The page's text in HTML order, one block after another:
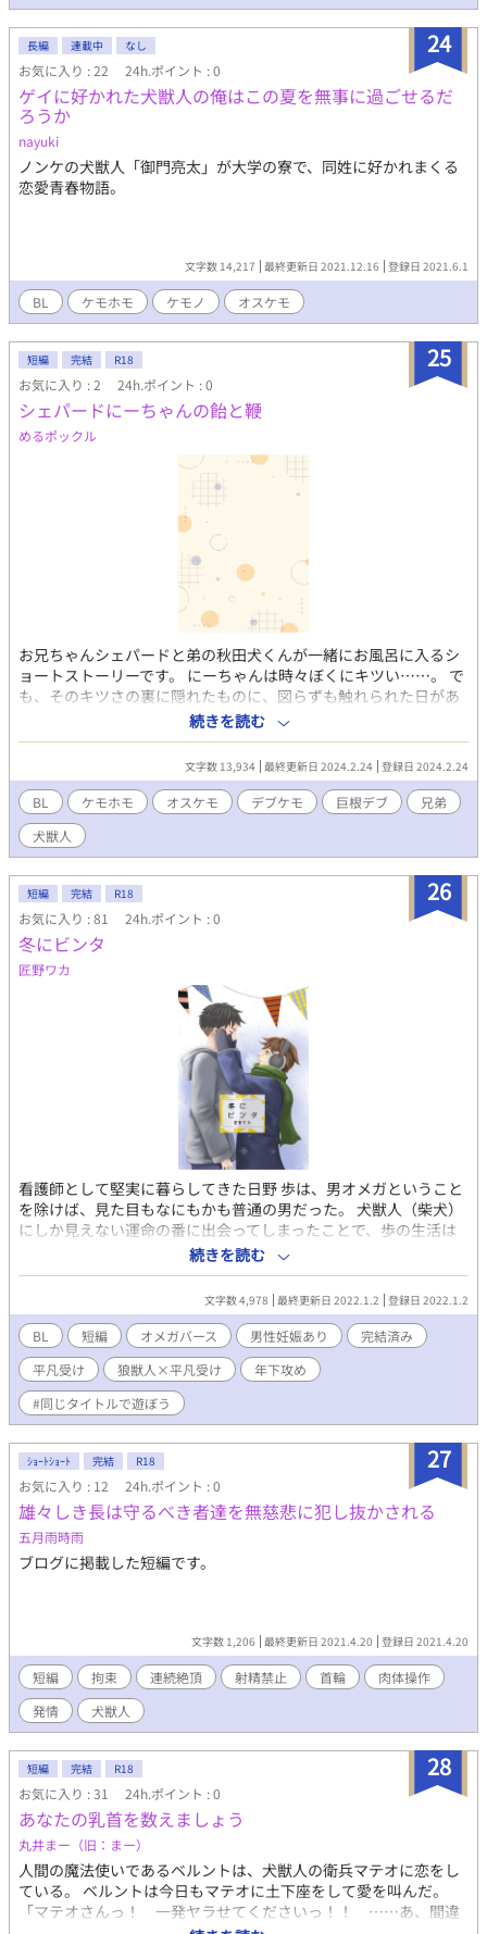
24
長編 連載中 なし
お気に入り : 22 24h.ポイント : 0
ゲイに好かれた犬獣人の俺はこの夏を無事に過ごせるだ
ろうか
nayuki
ノンケの犬獣人「御門亮太」が大学の寮で、同姓に好かれまくる
恋愛青春物語。
文字数 14,217 最終更新日 2021.12.16 登録日 2021.6.1
BL ケモホモ ケモノ オスケモ
25
短編 完結 R18
お気に入り : 2 24h.ポイント : 0
シェパードにーちゃんの飴と鞭
めるポックル
お兄ちゃんシェパードと弟の秋田犬くんが一緒にお風呂に入るシ
ョートストーリーです。 にーちゃんは時々ぼくにキツい……。 で
も、そのキツさの裏に隠れたものに、図らずも触れられた日があ
った。 「クサいから外出てお日さん浴びてこいってこと。そのつ
いでにだな――」 「それならいいけど……。にーちゃん太る
よ？」 「あのなあ……おまえ、今から風呂入れ。オレとだ。オレ
が徹底的に洗ってやる」 「はあ、もう……。なんでこんなこと
に……」
続きを読む
文字数 13,934 最終更新日 2024.2.24 登録日 2024.2.24
BL ケモホモ オスケモ デブケモ 巨根デブ
兄弟
犬獣人
26
短編 完結 R18
お気に入り : 81 24h.ポイント : 0
冬にビンタ
匠野ワカ
看護師として堅実に暮らしてきた日野 歩は、男オメガということ
を除けば、見た目もなにもかも普通の男だった。 犬獣人（柴犬）
にしか見えない運命の番に出会ってしまったことで、歩の生活は
一変。たった一度のヒートで、人生が思わぬ方向に動き出しー
ー！？ 年下αわんこ獣人攻め×年上Ω平凡受け！！ ゆるゆるオメ
ガバースです。 『#同じタイトルで遊ぼう』という企画に寄稿し
たお話です。 イラスト・かじったっけ様、表紙デザイン・コーヤ
ダーイ様。 全4話。完結済みです。直接的なエッチシーンはあり
ません。
続きを読む
文字数 4,978 最終更新日 2022.1.2 登録日 2022.1.2
BL 短編 オメガバース 男性妊娠あり
完結済み
平凡受け
狼獣人×平凡受け
年下攻め
#同じタイトルで遊ぼう
27
ｼｮｰﾄｼｮｰﾄ 完結 R18
お気に入り : 12 24h.ポイント : 0
雄々しき長は守るべき者達を無慈悲に犯し抜かされる
五月雨時雨
ブログに掲載した短編です。
文字数 1,206 最終更新日 2021.4.20 登録日 2021.4.20
短編 拘束 連続絶頂 射精禁止 首輪
肉体操作
発情
犬獣人
28
短編 完結 R18
お気に入り : 31 24h.ポイント : 0
あなたの乳首を数えましょう
丸井まー（旧：まー）
人間の魔法使いであるベルントは、犬獣人の衛兵マテオに恋をし
ている。 ベルントは今日もマテオに土下座をして愛を叫んだ。
「マテオさんっ！ 一発ヤラせてくださいっ！！ ……あ、間違